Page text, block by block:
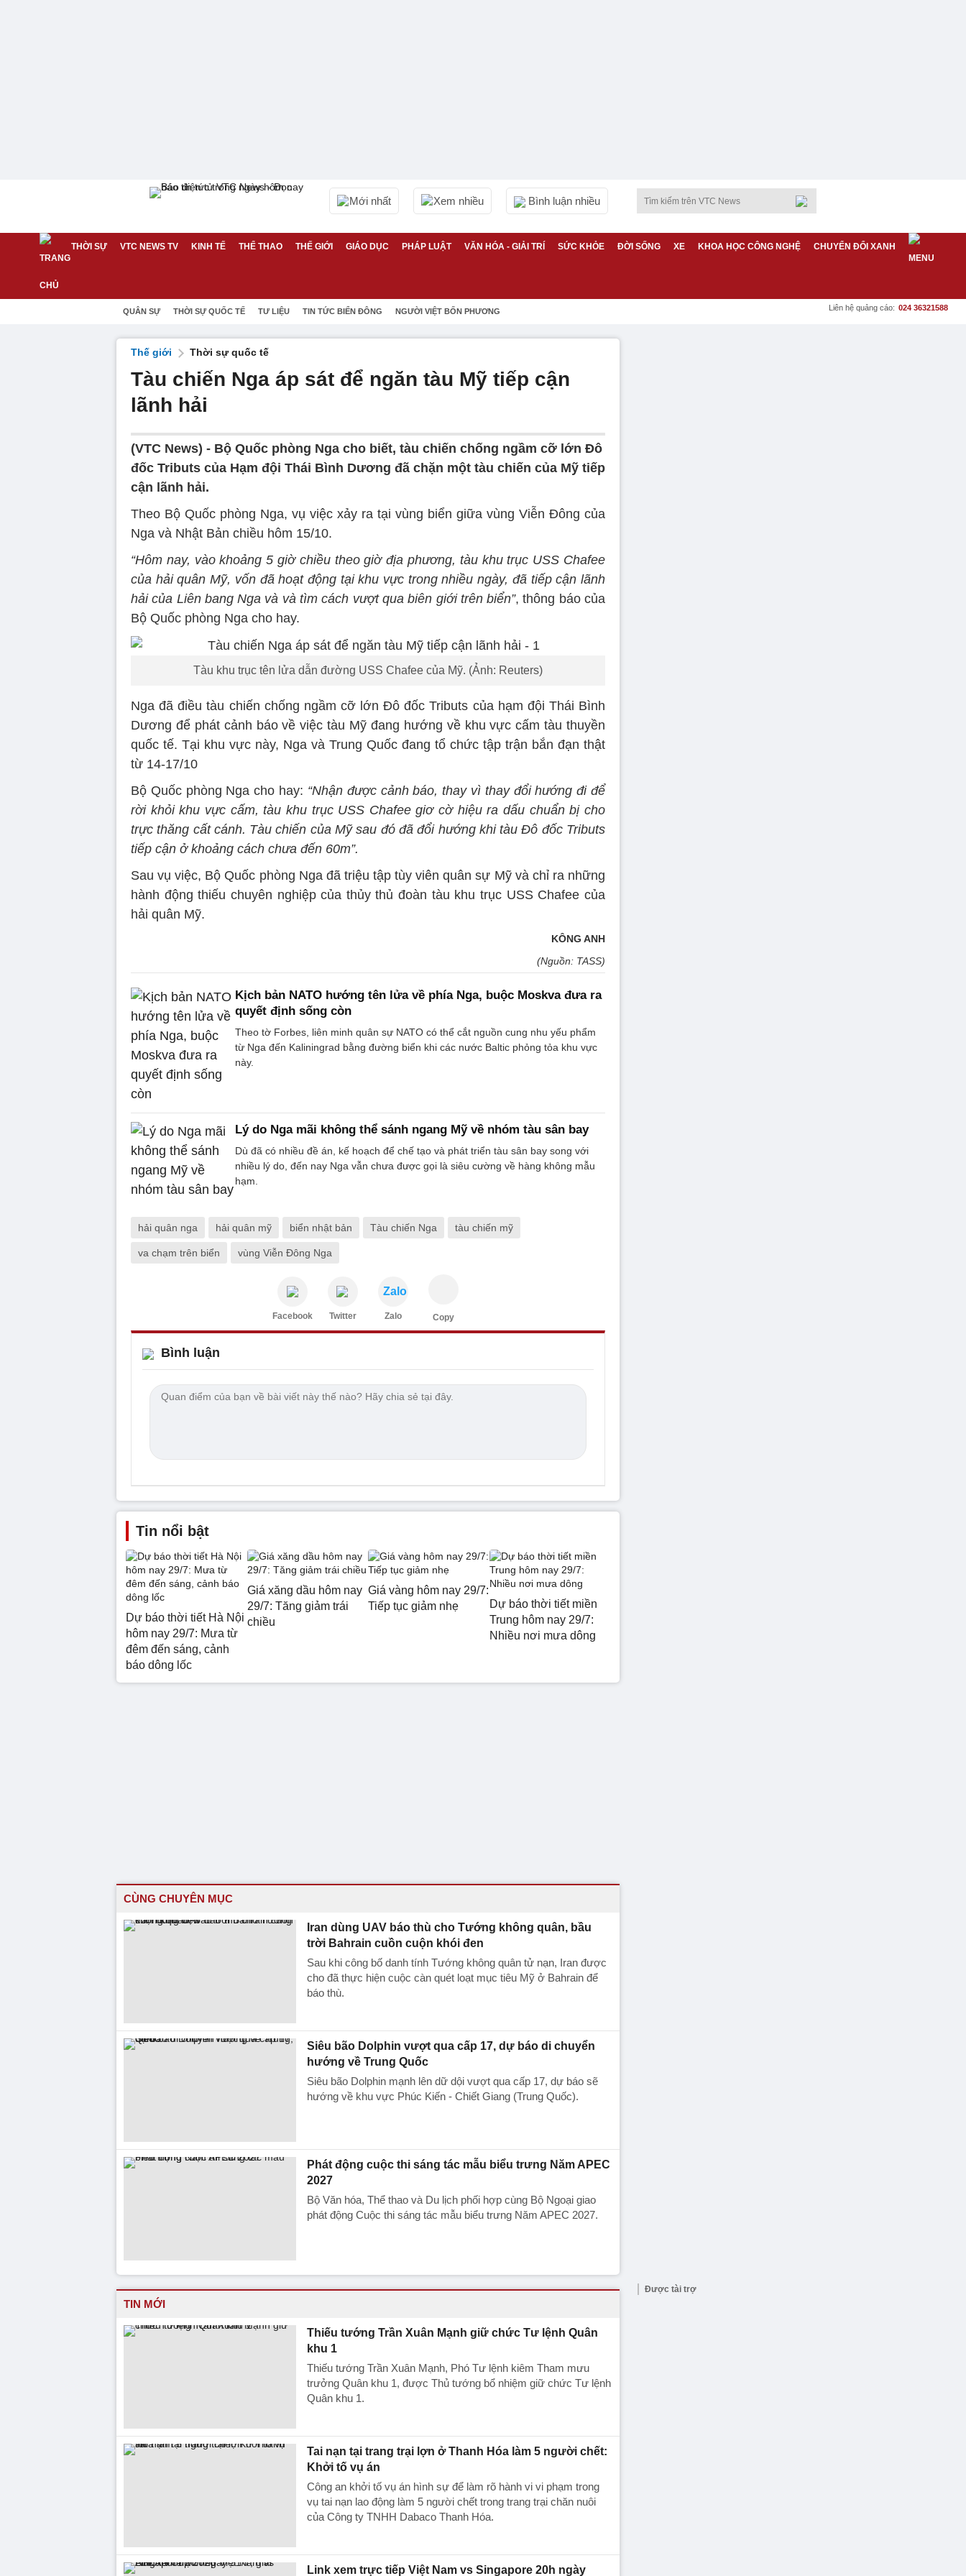
Mới nhất Xem nhiều Bình luận nhiều
THỜI SỰ VTC NEWS TV KINH TẾ THỂ THAO THẾ GIỚI GIÁO DỤC PHÁP LUẬT VĂN HÓA - GIẢI TRÍ SỨC KHỎE ĐỜI SỐNG XE KHOA HỌC CÔNG NGHỆ CHUYỂN ĐỔI XANH
QUÂN SỰ THỜI SỰ QUỐC TẾ TƯ LIỆU TIN TỨC BIỂN ĐÔNG NGƯỜI VIỆT BỐN PHƯƠNG Liên hệ quảng cáo: 024 36321588
Thế giới Thời sự quốc tế
Tàu chiến Nga áp sát để ngăn tàu Mỹ tiếp cận
lãnh hải
(VTC News) - Bộ Quốc phòng Nga cho biết, tàu chiến chống ngầm cỡ lớn Đô
đốc Tributs của Hạm đội Thái Bình Dương đã chặn một tàu chiến của Mỹ tiếp
cận lãnh hải.
Theo Bộ Quốc phòng Nga, vụ việc xảy ra tại vùng biển giữa vùng Viễn Đông của
Nga và Nhật Bản chiều hôm 15/10.
“Hôm nay, vào khoảng 5 giờ chiều theo giờ địa phương, tàu khu trục USS Chafee
của hải quân Mỹ, vốn đã hoạt động tại khu vực trong nhiều ngày, đã tiếp cận lãnh
hải của Liên bang Nga và và tìm cách vượt qua biên giới trên biển”, thông báo của
Bộ Quốc phòng Nga cho hay.
Tàu khu trục tên lửa dẫn đường USS Chafee của Mỹ. (Ảnh: Reuters)
Nga đã điều tàu chiến chống ngầm cỡ lớn Đô đốc Tributs của hạm đội Thái Bình
Dương để phát cảnh báo về việc tàu Mỹ đang hướng về khu vực cấm tàu thuyền
quốc tế. Tại khu vực này, Nga và Trung Quốc đang tổ chức tập trận bắn đạn thật
từ 14-17/10
Bộ Quốc phòng Nga cho hay: “Nhận được cảnh báo, thay vì thay đổi hướng đi để
rời khỏi khu vực cấm, tàu khu trục USS Chafee giơ cờ hiệu ra dấu chuẩn bị cho
trực thăng cất cánh. Tàu chiến của Mỹ sau đó đã đổi hướng khi tàu Đô đốc Tributs
tiếp cận ở khoảng cách chưa đến 60m”.
Sau vụ việc, Bộ Quốc phòng Nga đã triệu tập tùy viên quân sự Mỹ và chỉ ra những
hành động thiếu chuyên nghiệp của thủy thủ đoàn tàu khu trục USS Chafee của
hải quân Mỹ.
KÔNG ANH
(Nguồn: TASS)
Kịch bản NATO hướng tên lửa về phía Nga, buộc Moskva đưa ra
quyết định sống còn
Theo tờ Forbes, liên minh quân sự NATO có thể cắt nguồn cung nhu yếu phẩm
từ Nga đến Kaliningrad bằng đường biển khi các nước Baltic phỏng tỏa khu vực
này.
Lý do Nga mãi không thể sánh ngang Mỹ về nhóm tàu sân bay
Dù đã có nhiều đề án, kế hoạch để chế tạo và phát triển tàu sân bay song với
nhiều lý do, đến nay Nga vẫn chưa được gọi là siêu cường về hàng không mẫu
hạm.
hải quân nga hải quân mỹ biển nhật bản Tàu chiến Nga tàu chiến mỹ
va chạm trên biển vùng Viễn Đông Nga
Facebook Twitter
Zalo
Zalo Copy
Bình luận
Tin nổi bật
Dự báo thời tiết Hà Nội
hôm nay 29/7: Mưa từ
đêm đến sáng, cảnh
báo dông lốc
Giá xăng dầu hôm nay
29/7: Tăng giảm trái
chiều
Giá vàng hôm nay 29/7:
Tiếp tục giảm nhẹ
Dự báo thời tiết miền
Trung hôm nay 29/7:
Nhiều nơi mưa dông
CÙNG CHUYÊN MỤC
Iran dùng UAV báo thù cho Tướng không quân, bầu
trời Bahrain cuồn cuộn khói đen
Sau khi công bố danh tính Tướng không quân tử nạn, Iran được
cho đã thực hiện cuộc càn quét loạt mục tiêu Mỹ ở Bahrain để
báo thù.
Siêu bão Dolphin vượt qua cấp 17, dự báo di chuyển
hướng về Trung Quốc
Siêu bão Dolphin mạnh lên dữ dội vượt qua cấp 17, dự báo sẽ
hướng về khu vực Phúc Kiến - Chiết Giang (Trung Quốc).
Phát động cuộc thi sáng tác mẫu biểu trưng Năm APEC
2027
Bộ Văn hóa, Thể thao và Du lịch phối hợp cùng Bộ Ngoại giao
phát động Cuộc thi sáng tác mẫu biểu trưng Năm APEC 2027.
TIN MỚI
Thiếu tướng Trần Xuân Mạnh giữ chức Tư lệnh Quân
khu 1
Thiếu tướng Trần Xuân Mạnh, Phó Tư lệnh kiêm Tham mưu
trưởng Quân khu 1, được Thủ tướng bổ nhiệm giữ chức Tư lệnh
Quân khu 1.
Tai nạn tại trang trại lợn ở Thanh Hóa làm 5 người chết:
Khởi tố vụ án
Công an khởi tố vụ án hình sự để làm rõ hành vi vi phạm trong
vụ tai nạn lao động làm 5 người chết trong trang trại chăn nuôi
của Công ty TNHH Dabaco Thanh Hóa.
Link xem trực tiếp Việt Nam vs Singapore 20h ngày
Được tài trợ